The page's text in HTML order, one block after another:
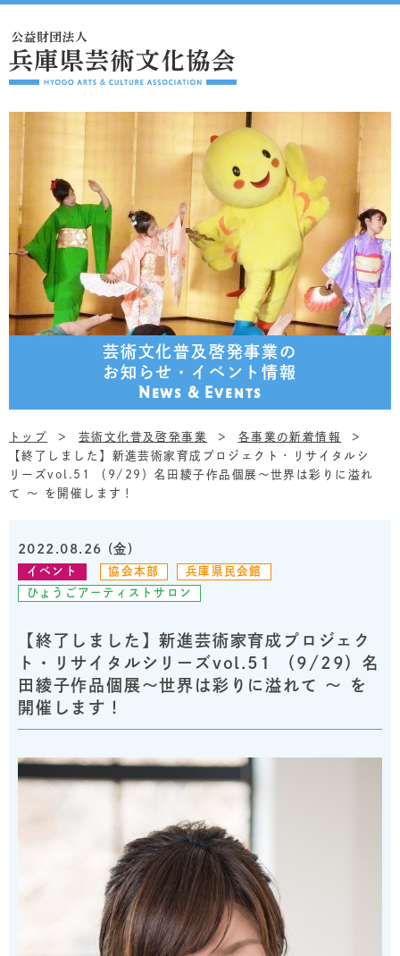
芸術文化普及啓発事業の
お知らせ・イベント情報
News & Events
トップ 芸術文化普及啓発事業
各事業の新着情報
【終了しました】新進芸術家育成プロジェクト・リサイタルシ
リーズvol.51 （9/29）名田綾子作品個展～世界は彩りに溢れ
て ～ を開催します！
2022.08.26 (金)
イベント 協会本部
兵庫県民会館
ひょうごアーティストサロン
【終了しました】新進芸術家育成プロジェク
ト・リサイタルシリーズvol.51 （9/29）名
田綾子作品個展～世界は彩りに溢れて ～ を
開催します！